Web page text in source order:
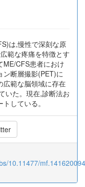
は,慢性で深刻な原
範な疼痛を特徴とす
ME/CFS患者におけ
ン断層撮影(PET)に
広範な脳領域に存在
いた。現在,診断法お
している。
10.11477/